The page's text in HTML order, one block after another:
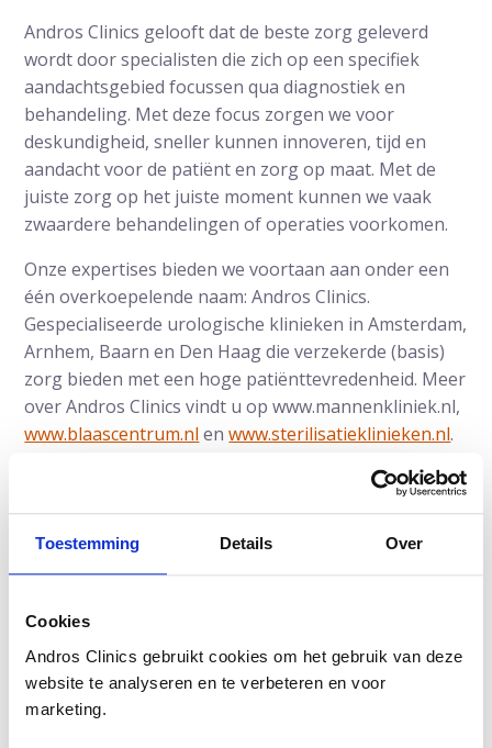
Toestemming Details Over
Cookies
Andros Clinics gebruikt cookies om het gebruik van deze
website te analyseren en te verbeteren en voor
marketing.
Andros Clinics gelooft dat de beste zorg geleverd
wordt door specialisten die zich op een specifiek
aandachtsgebied focussen qua diagnostiek en
behandeling. Met deze focus zorgen we voor
deskundigheid, sneller kunnen innoveren, tijd en
aandacht voor de patiënt en zorg op maat. Met de
juiste zorg op het juiste moment kunnen we vaak
zwaardere behandelingen of operaties voorkomen.
Onze expertises bieden we voortaan aan onder een
één overkoepelende naam: Andros Clinics.
Gespecialiseerde urologische klinieken in Amsterdam,
Arnhem, Baarn en Den Haag die verzekerde (basis)
zorg bieden met een hoge patiënttevredenheid. Meer
over Andros Clinics vindt u op www.mannenkliniek.nl,
www.blaascentrum.nlenwww.sterilisatieklinieken.nl.